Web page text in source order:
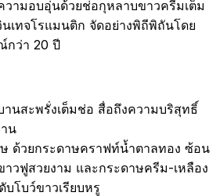
วามอบอุ่นด้วยช่อกุหลาบขาวครีมเต็ม
เทจโรแมนติก จัดอย่างพิถีพิถันโดย
กว่า 20 ปี
านสะพรั่งเต็มช่อ สื่อถึงความบริสุทธิ์
น
ด้วยกระดาษคราฟท์น้ำตาลทอง ซ้อน
าวฟูสวยงาม และกระดาษครีม-เหลือง
โบว์ขาวเรียบหรู